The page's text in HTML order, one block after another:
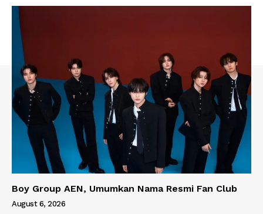
Boy Group AEN, Umumkan Nama Resmi Fan Club
August 6, 2026